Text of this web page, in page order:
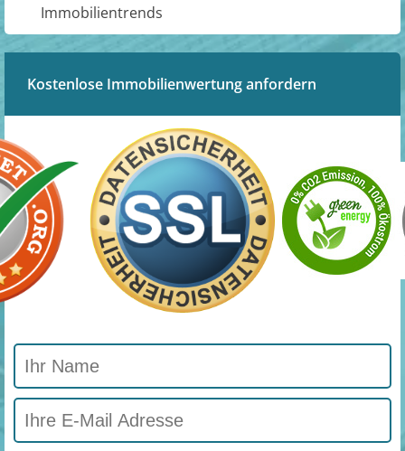
Immobilientrends
Kostenlose Immobilienwertung anfordern